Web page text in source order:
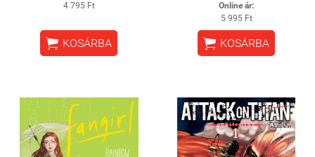
4 795 Ft
 KOSÁRBA
Online ár:
5 995 Ft
 KOSÁRBA